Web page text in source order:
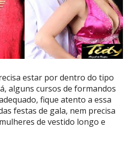
estar por dentro do tipo
alguns cursos de formandos
fique atento a essa
festas de gala, nem precisa
de vestido longo e